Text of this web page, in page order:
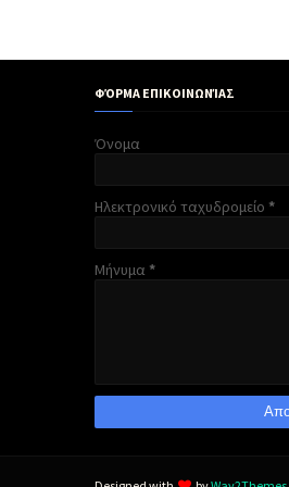
ΦΌΡΜΑ ΕΠΙΚΟΙΝΩΝΊΑΣ
Όνομα
Ηλεκτρονικό ταχυδρομείο *
Μήνυμα *